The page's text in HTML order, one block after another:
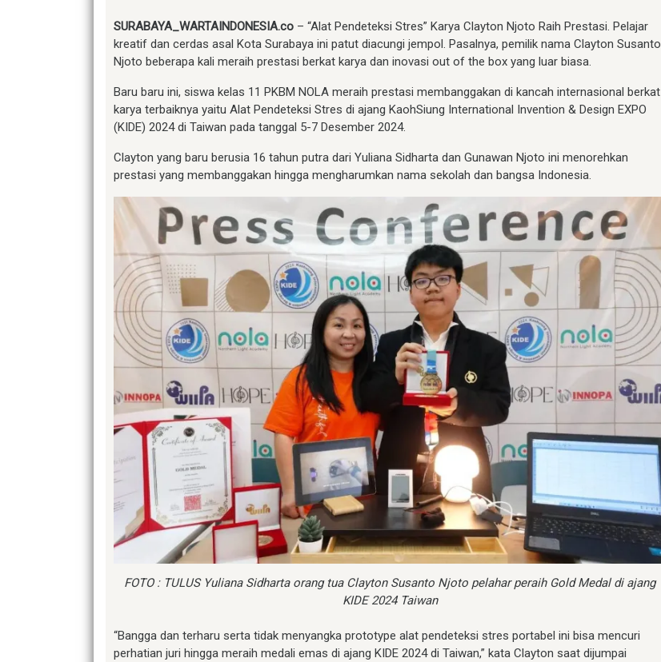
SURABAYA_WARTAINDONESIA.co – “Alat Pendeteksi Stres” Karya Clayton Njoto Raih Prestasi. Pelajar
kreatif dan cerdas asal Kota Surabaya ini patut diacungi jempol. Pasalnya, pemilik nama Clayton Susanto
Njoto beberapa kali meraih prestasi berkat karya dan inovasi out of the box yang luar biasa.
Baru baru ini, siswa kelas 11 PKBM NOLA meraih prestasi membanggakan di kancah internasional berkat
karya terbaiknya yaitu Alat Pendeteksi Stres di ajang KaohSiung International Invention & Design EXPO
(KIDE) 2024 di Taiwan pada tanggal 5-7 Desember 2024.
Clayton yang baru berusia 16 tahun putra dari Yuliana Sidharta dan Gunawan Njoto ini menorehkan
prestasi yang membanggakan hingga mengharumkan nama sekolah dan bangsa Indonesia.
FOTO : TULUS Yuliana Sidharta orang tua Clayton Susanto Njoto pelahar peraih Gold Medal di ajang
KIDE 2024 Taiwan
“Bangga dan terharu serta tidak menyangka prototype alat pendeteksi stres portabel ini bisa mencuri
perhatian juri hingga meraih medali emas di ajang KIDE 2024 di Taiwan,” kata Clayton saat dijumpai